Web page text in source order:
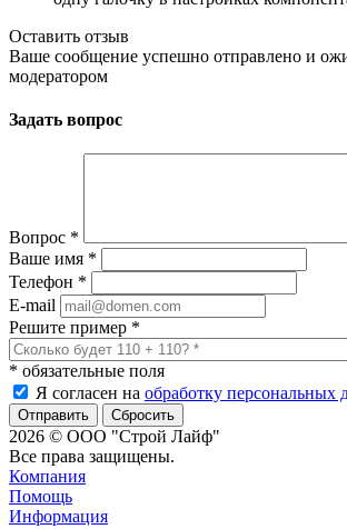
Оставить отзыв
Ваше сообщение успешно отправлено и
модератором
Задать вопрос
Вопрос *
Ваше имя *
Телефон *
E-mail
Решите пример *
* обязательные поля
Я согласен на обработку персональных
Сбросить
2026 © ООО "Строй Лайф"
Все права защищены.
Компания
Помощь
Информация